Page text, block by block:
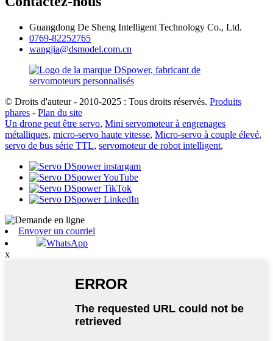
Guangdong De Sheng Intelligent Technology Co., Ltd.
0769-82252765
wangjia@dsmodel.com.cn
© Droits d'auteur - 2010-2025 : Tous droits réservés. Produits
phares - Plan du site
Un drone peut être servo, Mini servomoteur à engrenages
métalliques, micro-servo haute vitesse, Micro-servo à couple élevé,
servo de bus série TTL, servomoteur de robot intelligent,
Envoyer un courriel
WhatsApp
x